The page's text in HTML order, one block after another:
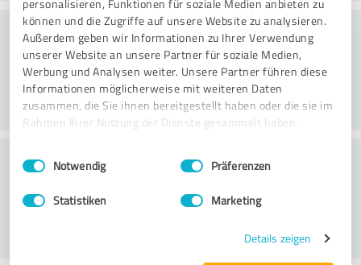
personalisieren, Funktionen für soziale Medien anbieten zu
können und die Zugriffe auf unsere Website zu analysieren.
Außerdem geben wir Informationen zu Ihrer Verwendung
unserer Website an unsere Partner für soziale Medien,
Werbung und Analysen weiter. Unsere Partner führen diese
Informationen möglicherweise mit weiteren Daten
zusammen, die Sie ihnen bereitgestellt haben oder die sie im
Rahmen Ihrer Nutzung der Dienste gesammelt haben.
Impressum Datenschutzbestimmungen
Einwilligungsauswahl
Notwendig Präferenzen
Statistiken Marketing
Details zeigen
Konsultointi
Asiakaspalvelu